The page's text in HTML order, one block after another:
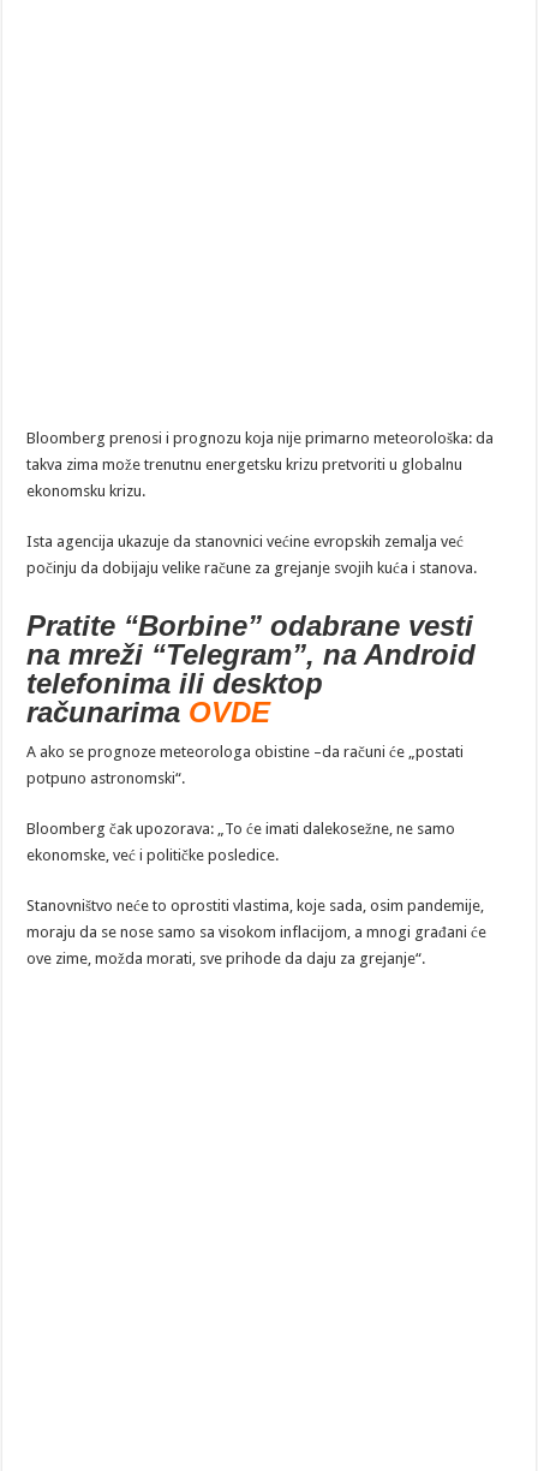
Bloomberg prenosi i prognozu koja nije primarno meteorološka: da
takva zima može trenutnu energetsku krizu pretvoriti u globalnu
ekonomsku krizu.
Ista agencija ukazuje da stanovnici većine evropskih zemalja već
počinju da dobijaju velike račune za grejanje svojih kuća i stanova.
Pratite “Borbine” odabrane vesti
na mreži “Telegram”, na Android
telefonima ili desktop
računarima OVDE
A ako se prognoze meteorologa obistine –da računi će „postati
potpuno astronomski“.
Bloomberg čak upozorava: „To će imati dalekosežne, ne samo
ekonomske, već i političke posledice.
Stanovništvo neće to oprostiti vlastima, koje sada, osim pandemije,
moraju da se nose samo sa visokom inflacijom, a mnogi građani će
ove zime, možda morati, sve prihode da daju za grejanje“.